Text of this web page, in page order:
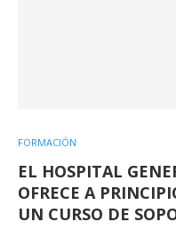
FORMACIÓN
EL HOSPITAL
OFRECE A
UN CURSO DE